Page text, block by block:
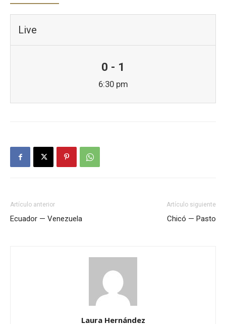
Live
0 - 1
6:30 pm
Artículo anterior
Ecuador — Venezuela
Artículo siguiente
Chicó — Pasto
Laura Hernández